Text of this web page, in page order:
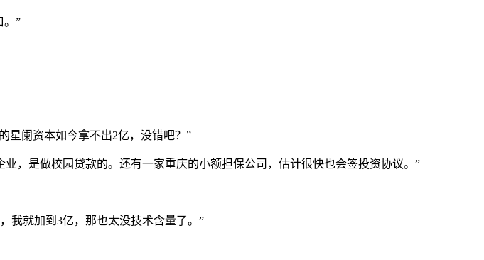
。”
星阑资本如今拿不出2亿，没错吧？”
，是做校园贷款的。还有一家重庆的小额担保公司，估计很快也会签投资协议。”
我就加到3亿，那也太没技术含量了。”